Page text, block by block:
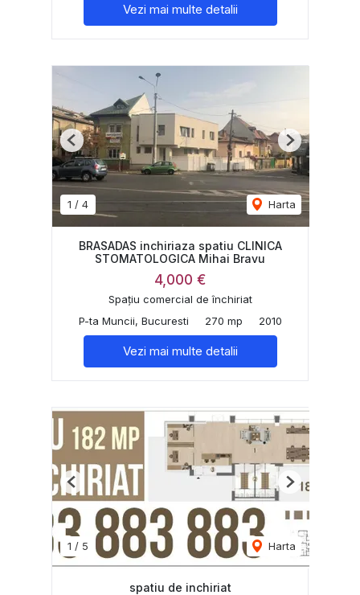
Vezi mai multe detalii
1 / 4 Harta
Previous Next
BRASADAS inchiriaza spatiu CLINICA
STOMATOLOGICA Mihai Bravu
4,000 €
Spațiu comercial de închiriat
P-ta Muncii, Bucuresti
270 mp 2010
Vezi mai multe detalii
1 / 5 Harta
Previous Next
spatiu de inchiriat